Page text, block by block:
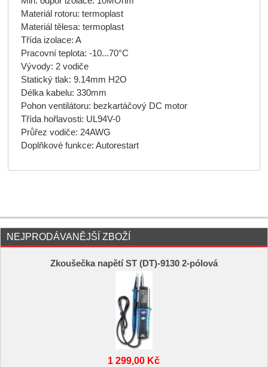
Materiál rotoru: termoplast
Materiál tělesa: termoplast
Třída izolace: A
Pracovní teplota: -10...70°C
Vývody: 2 vodiče
Statický tlak: 9.14mm H2O
Délka kabelu: 330mm
Pohon ventilátoru: bezkartáčový DC motor
Třída hořlavosti: UL94V-0
Průřez vodiče: 24AWG
Doplňkové funkce: Autorestart
NEJPRODÁVANĚJŠÍ ZBOŽÍ
Zkoušečka napětí ST (DT)-9130 2-pólová
1 299,00 Kč